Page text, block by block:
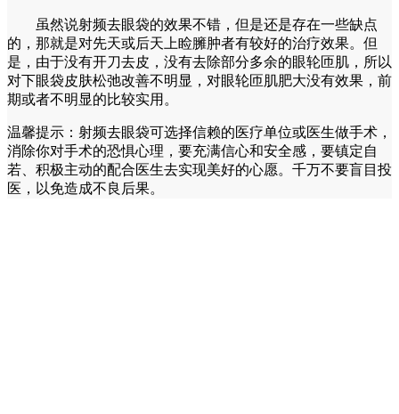
虽然说射频去眼袋的效果不错，但是还是存在一些缺点
的，那就是对先天或后天上睑臃肿者有较好的治疗效果。但
是，由于没有开刀去皮，没有去除部分多余的眼轮匝肌，所以
对下眼袋皮肤松弛改善不明显，对眼轮匝肌肥大没有效果，前
期或者不明显的比较实用。
温馨提示：射频去眼袋可选择信赖的医疗单位或医生做手术，
消除你对手术的恐惧心理，要充满信心和安全感，要镇定自
若、积极主动的配合医生去实现美好的心愿。千万不要盲目投
医，以免造成不良后果。